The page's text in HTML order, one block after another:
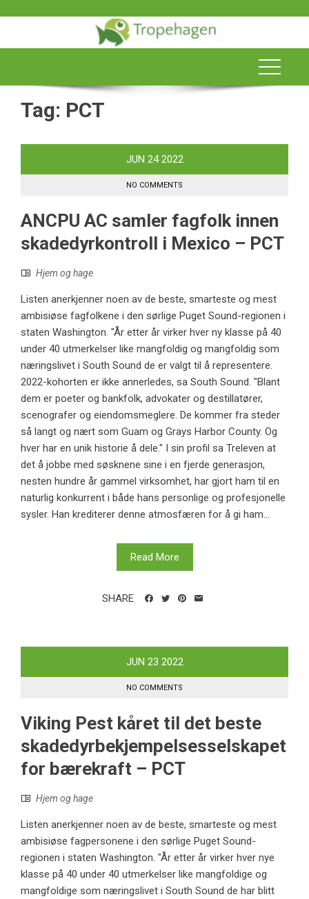
Tag: PCT
JUN 24 2022
NO COMMENTS
ANCPU AC samler fagfolk innen
skadedyrkontroll i Mexico – PCT
Hjem og hage
Listen anerkjenner noen av de beste, smarteste og mest
ambisiøse fagfolkene i den sørlige Puget Sound-regionen i
staten Washington. "År etter år virker hver ny klasse på 40
under 40 utmerkelser like mangfoldig og mangfoldig som
næringslivet i South Sound de er valgt til å representere.
2022-kohorten er ikke annerledes, sa South Sound. "Blant
dem er poeter og bankfolk, advokater og destillatører,
scenografer og eiendomsmeglere. De kommer fra steder
så langt og nært som Guam og Grays Harbor County. Og
hver har en unik historie å dele." I sin profil sa Treleven at
det å jobbe med søsknene sine i en fjerde generasjon,
nesten hundre år gammel virksomhet, har gjort ham til en
naturlig konkurrent i både hans personlige og profesjonelle
sysler. Han krediterer denne atmosfæren for å gi ham...
Read More
SHARE
JUN 23 2022
NO COMMENTS
Viking Pest kåret til det beste
skadedyrbekjempelsesselskapet
for bærekraft – PCT
Hjem og hage
Listen anerkjenner noen av de beste, smarteste og mest
ambisiøse fagpersonene i den sørlige Puget Sound-
regionen i staten Washington. "År etter år virker hver nye
klasse på 40 under 40 utmerkelser like mangfoldige og
mangfoldige som næringslivet i South Sound de har blitt